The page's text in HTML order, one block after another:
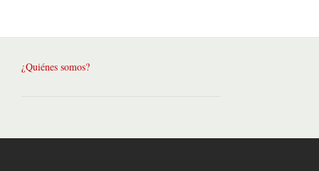
¿Quiénes somos?